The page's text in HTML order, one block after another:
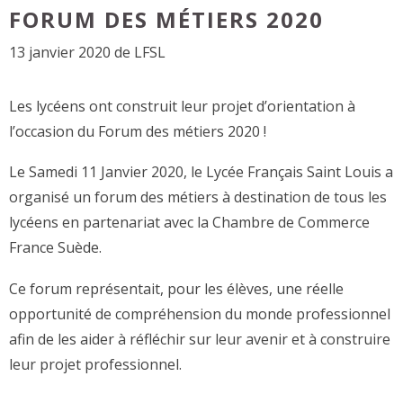
FORUM DES MÉTIERS 2020
13 janvier 2020 de LFSL
Les lycéens ont construit leur projet d’orientation à
l’occasion du Forum des métiers 2020 !
Le Samedi 11 Janvier 2020, le Lycée Français Saint Louis a
organisé un forum des métiers à destination de tous les
lycéens en partenariat avec la Chambre de Commerce
France Suède.
Ce forum représentait, pour les élèves, une réelle
opportunité de compréhension du monde professionnel
afin de les aider à réfléchir sur leur avenir et à construire
leur projet professionnel.